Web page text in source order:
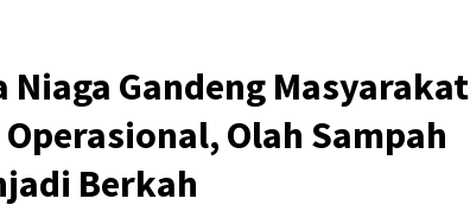
Gandeng Masyarakat
Olah Sampah
Berkah